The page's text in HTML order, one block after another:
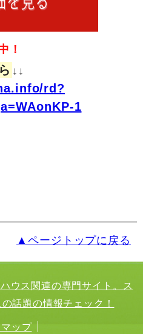
！
↓↓
rd?
1
▲ページトップに戻る
ウス関連の専門サイト。ス
話題の情報チェック！
ップ